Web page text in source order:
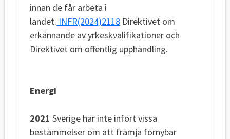
innan de får arbeta i
landet. INFR(2024)2118 Direktivet om
erkännande av yrkeskvalifikationer och
Direktivet om offentlig upphandling.
Energi
2021 Sverige har inte infört vissa
bestämmelser om att främja förnybar